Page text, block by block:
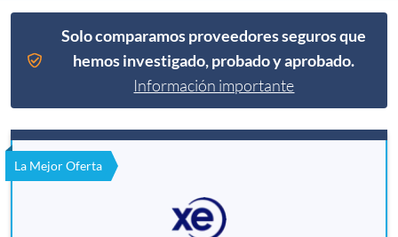
Solo comparamos proveedores seguros que
hemos investigado, probado y aprobado.
Información importante
La Mejor Oferta